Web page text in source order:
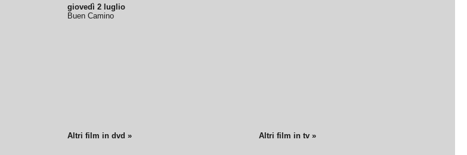
giovedì 2 luglio
Buen Camino
Altri film in dvd » Altri film in tv »